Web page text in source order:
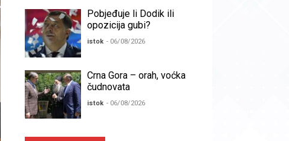
Pobjeđuje li Dodik ili
opozicija gubi?
istok - 06/08/2026
Crna Gora – orah, voćka
čudnovata
istok - 06/08/2026